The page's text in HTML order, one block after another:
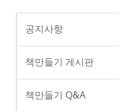
공지사항
책만들기 게시판
책만들기 Q&A